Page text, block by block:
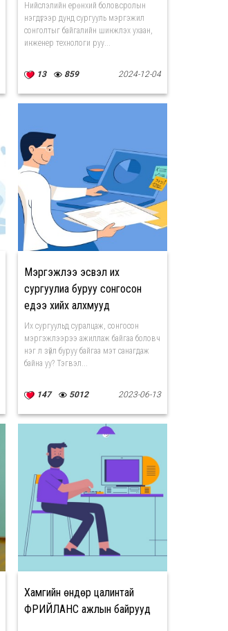
Нийслэлийн ерөнхий боловсролын
нэгдүгээр дунд сургууль мэргэжил
сонголтыг байгалийн шинжлэх ухаан,
инженер технологи руу...
13 859 2024-12-04
Мэргэжлээ эсвэл их
сургуулиа буруу сонгосон
үедээ хийх алхмууд
Их сургуульд суралцаж, сонгосон
мэргэжлээрээ ажиллаж байгаа боловч
нэг л зүйл буруу байгаа мэт санагдаж
байна уу? Тэгвэл...
147 5012 2023-06-13
Хамгийн өндөр цалинтай
ФРИЙЛАНС ажлын байрууд